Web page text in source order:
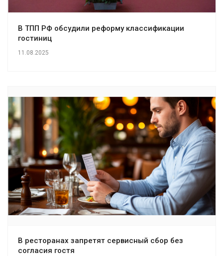
В ТПП РФ обсудили реформу классификации
гостиниц
11.08.2025
В ресторанах запретят сервисный сбор без
согласия гостя